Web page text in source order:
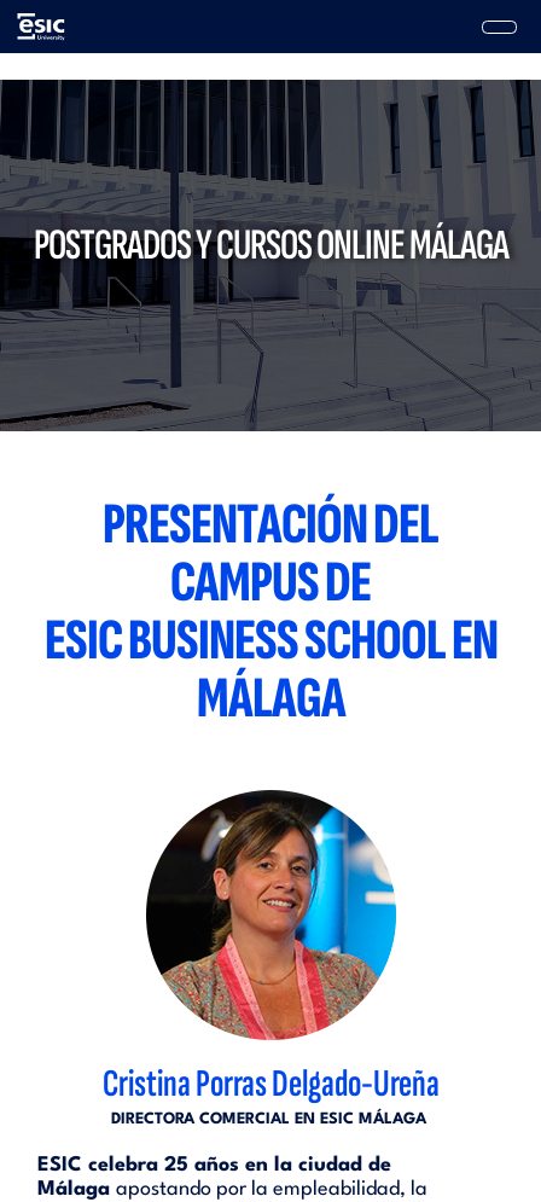
Pasar
principal
navigation
POSTGRADOS Y CURSOS ONLINE MÁLAGA
PRESENTACIÓN DEL
CAMPUS DE
ESIC BUSINESS SCHOOL EN
MÁLAGA
Cristina Porras Delgado-Ureña
DIRECTORA COMERCIAL EN ESIC MÁLAGA
ESIC celebra 25 años en la ciudad de
Málagaapostando por la empleabilidad, la